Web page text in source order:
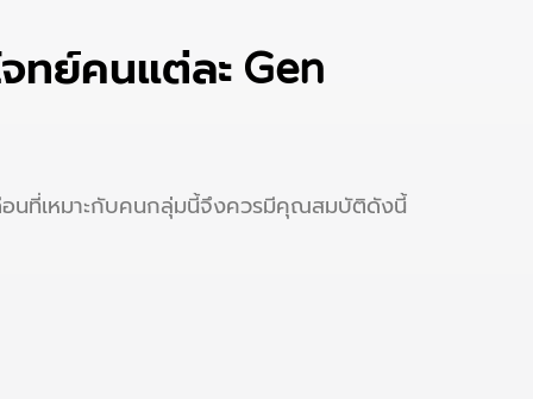
ทย์คนแต่ละ Gen
อนที่เหมาะกับคนกลุ่มนี้จึงควรมีคุณสมบัติดังนี้